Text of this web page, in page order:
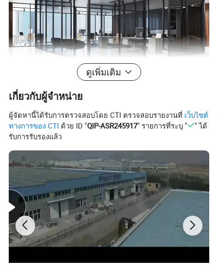
ดูเพิ่มเติม
เกี่ยวกับผู้จำหน่าย
ผู้จัดหานี้ได้รับการตรวจสอบโดย CTI ตรวจสอบรายงานที่ เว็บไซต์
ทางการของ CTI ด้วย ID "QIP-ASR245917" รายการที่ระบุ "
" ได้
รับการรับรองแล้ว